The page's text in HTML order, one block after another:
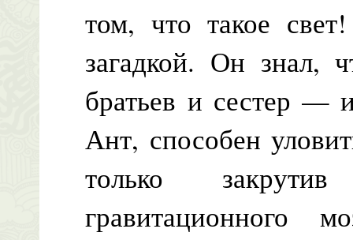
том, что такое
загадкой. Он знал,
братьев и сестер —
Ант, способен
только